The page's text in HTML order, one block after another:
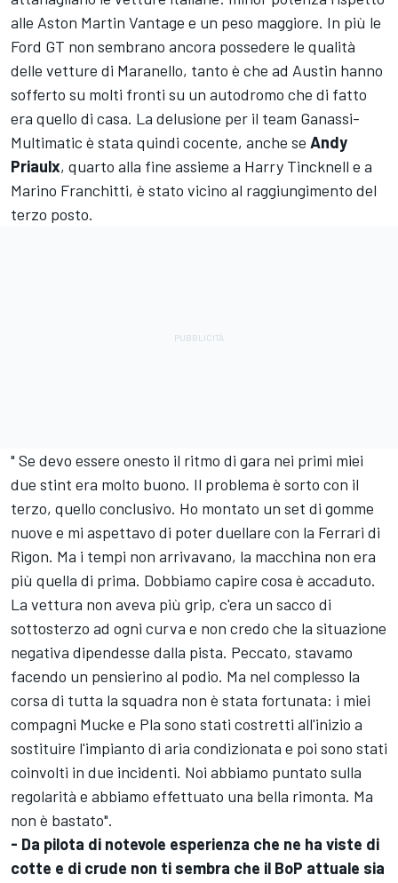
alle Aston Martin Vantage e un peso maggiore. In più le
Ford GT non sembrano ancora possedere le qualità
delle vetture di Maranello, tanto è che ad Austin hanno
sofferto su molti fronti su un autodromo che di fatto
era quello di casa. La delusione per il team Ganassi-
Multimatic è stata quindi cocente, anche se Andy
Priaulx, quarto alla fine assieme a Harry Tincknell e a
Marino Franchitti, è stato vicino al raggiungimento del
terzo posto.
" Se devo essere onesto il ritmo di gara nei primi miei
due stint era molto buono. Il problema è sorto con il
terzo, quello conclusivo. Ho montato un set di gomme
nuove e mi aspettavo di poter duellare con la Ferrari di
Rigon. Ma i tempi non arrivavano, la macchina non era
più quella di prima. Dobbiamo capire cosa è accaduto.
La vettura non aveva più grip, c'era un sacco di
sottosterzo ad ogni curva e non credo che la situazione
negativa dipendesse dalla pista. Peccato, stavamo
facendo un pensierino al podio. Ma nel complesso la
corsa di tutta la squadra non è stata fortunata: i miei
compagni Mucke e Pla sono stati costretti all'inizio a
sostituire l'impianto di aria condizionata e poi sono stati
coinvolti in due incidenti. Noi abbiamo puntato sulla
regolarità e abbiamo effettuato una bella rimonta. Ma
non è bastato".
- Da pilota di notevole esperienza che ne ha viste di
cotte e di crude non ti sembra che il BoP attuale sia